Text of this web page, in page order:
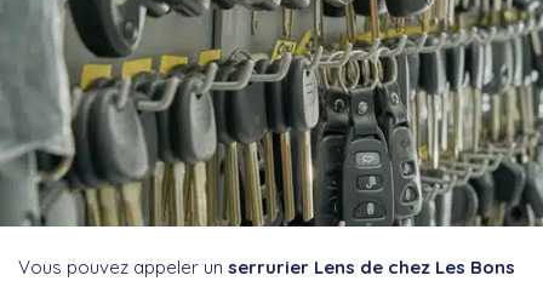
Vous pouvez appeler un serrurier Lens de chez Les Bons